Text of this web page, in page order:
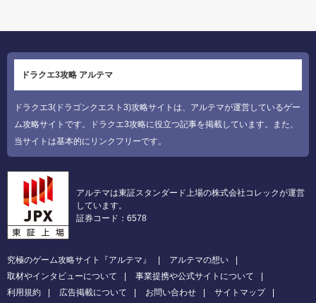
ドラクエ3攻略 アルテマ
ドラクエ3(ドラゴンクエスト3)攻略サイトは、アルテマが運営しているゲー
ム攻略サイトです。ドラクエ3攻略に役立つ記事を掲載しています。また、
当サイトは基本的にリンクフリーです。
アルテマは東証スタンダード上場の株式会社コレックが運営
しています。
証券コード：6578
究極のゲーム攻略サイト『アルテマ』
アルテマの想い
取材やインタビューについて
事業提携や公式サイトについて
利用規約
広告掲載について お問い合わせ サイトマップ